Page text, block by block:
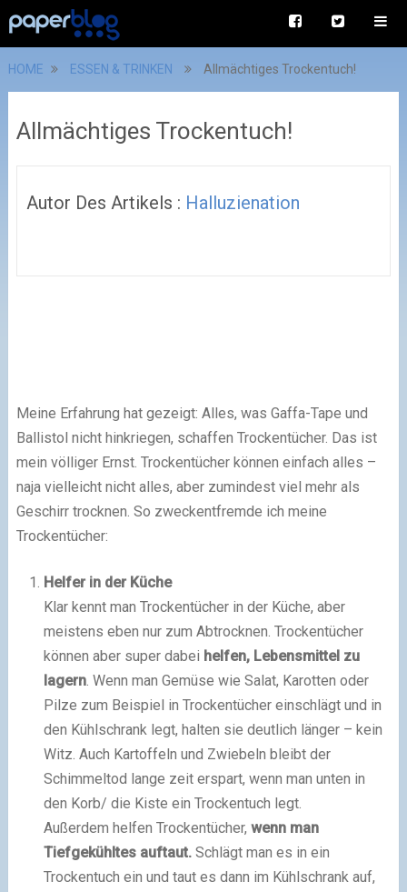
HOME ESSEN & TRINKEN Allmächtiges Trockentuch!
Allmächtiges Trockentuch!
Autor Des Artikels : Halluzienation
Meine Erfahrung hat gezeigt: Alles, was Gaffa-Tape und
Ballistol nicht hinkriegen, schaffen Trockentücher. Das ist
mein völliger Ernst. Trockentücher können einfach alles –
naja vielleicht nicht alles, aber zumindest viel mehr als
Geschirr trocknen. So zweckentfremde ich meine
Trockentücher:
Helfer in der Küche
Klar kennt man Trockentücher in der Küche, aber
meistens eben nur zum Abtrocknen. Trockentücher
können aber super dabei helfen, Lebensmittel zu
lagern. Wenn man Gemüse wie Salat, Karotten oder
Pilze zum Beispiel in Trockentücher einschlägt und in
den Kühlschrank legt, halten sie deutlich länger – kein
Witz. Auch Kartoffeln und Zwiebeln bleibt der
Schimmeltod lange zeit erspart, wenn man unten in
den Korb/ die Kiste ein Trockentuch legt.
Außerdem helfen Trockentücher, wenn man
Tiefgekühltes auftaut.Schlägt man es in ein
Trockentuch ein und taut es dann im Kühlschrank auf,